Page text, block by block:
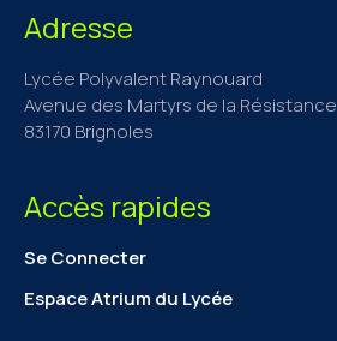
Adresse
Lycée Polyvalent Raynouard
Avenue des Martyrs de la Résistance
83170 Brignoles
Accès rapides
Se Connecter
Espace Atrium du Lycée